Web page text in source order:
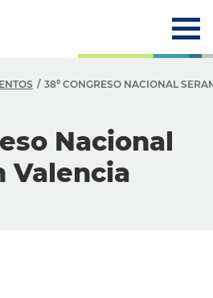
38º CONGRESO NACIONAL
Nacional
Valencia